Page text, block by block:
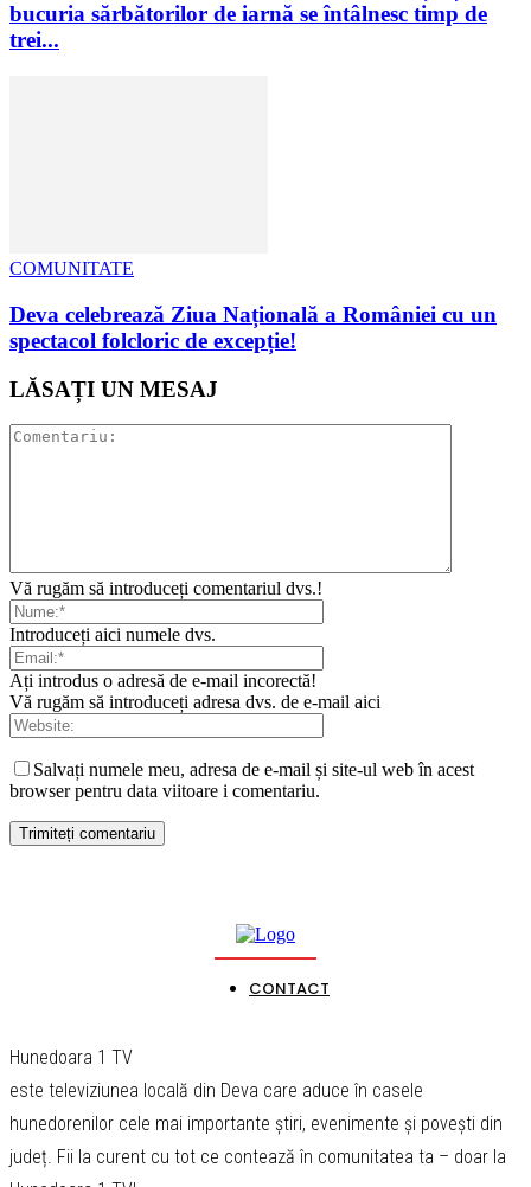
bucuria sărbătorilor de iarnă se întâlnesc timp de
trei...
COMUNITATE
Deva celebrează Ziua Națională a României cu un
spectacol folcloric de excepție!
LĂSAȚI UN MESAJ
Vă rugăm să introduceți comentariul dvs.!
Introduceți aici numele dvs.
Ați introdus o adresă de e-mail incorectă!
Vă rugăm să introduceți adresa dvs. de e-mail aici
Salvați numele meu, adresa de e-mail și site-ul web în acest
browser pentru data viitoare i comentariu.
CONTACT
Hunedoara 1 TV
este televiziunea locală din Deva care aduce în casele
hunedorenilor cele mai importante știri, evenimente și povești din
județ. Fii la curent cu tot ce contează în comunitatea ta – doar la